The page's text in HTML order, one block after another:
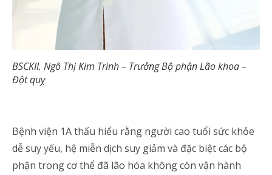
BSCKII. Ngô Thị Kim Trinh – Trưởng Bộ phận Lão khoa –
Đột quỵ
Bệnh viện 1A thấu hiểu rằng người cao tuổi sức khỏe
dễ suy yếu, hệ miễn dịch suy giảm và đặc biệt các bộ
phận trong cơ thể đã lão hóa không còn vận hành